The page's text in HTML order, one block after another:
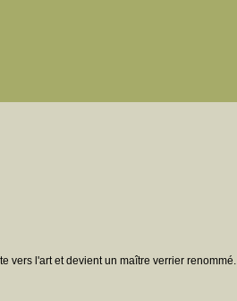
vers l'art et devient un maître verrier renommé.